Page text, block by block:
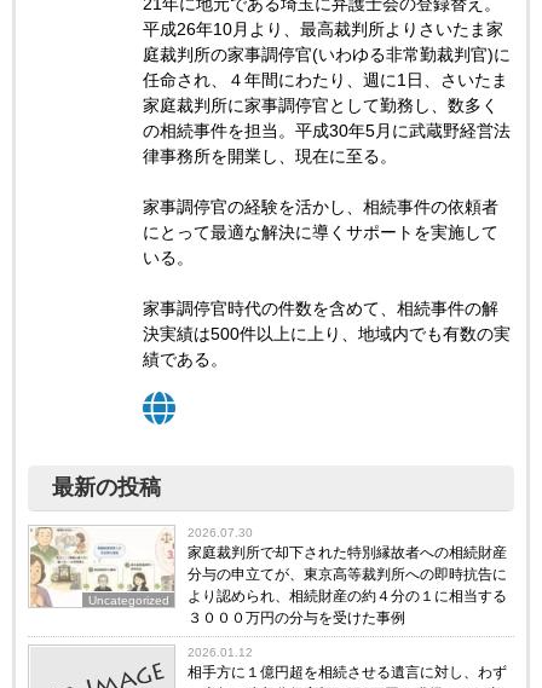
平成26年10月より、最高裁判所よりさいたま家
庭裁判所の家事調停官(いわゆる非常勤裁判官)に
任命され、４年間にわたり、週に1日、さいたま
家庭裁判所に家事調停官として勤務し、数多く
の相続事件を担当。平成30年5月に武蔵野経営法
律事務所を開業し、現在に至る。
家事調停官の経験を活かし、相続事件の依頼者
にとって最適な解決に導くサポートを実施して
いる。
家事調停官時代の件数を含めて、相続事件の解
決実績は500件以上に上り、地域内でも有数の実
績である。
最新の投稿
Uncategorized
2026.07.30
家庭裁判所で却下された特別縁故者への相続財産
分与の申立てが、東京高等裁判所への即時抗告に
より認められ、相続財産の約４分の１に相当する
３０００万円の分与を受けた事例
2026.01.12
相手方に１億円超を相続させる遺言に対し、わず